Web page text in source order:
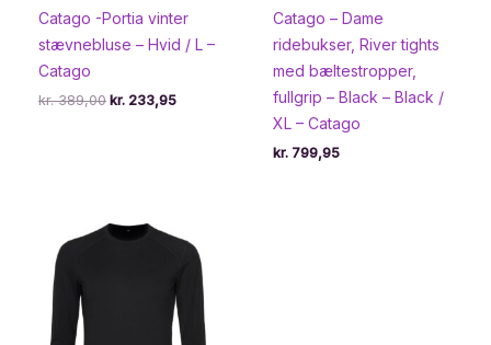
Catago -Portia vinter
stævnebluse – Hvid / L –
Catago
kr.389,00 Den
kr. 233,95Den
Catago – Dame
ridebukser, River tights
med bæltestropper,
fullgrip – Black – Black /
XL – Catago
kr. 799,95